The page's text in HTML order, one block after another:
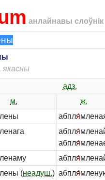
анлайнавы слоўнік
якасны
адз.
м.
ж.
абпля́
абпля́
абпля́
абпля́
(неадуш.) абпля́